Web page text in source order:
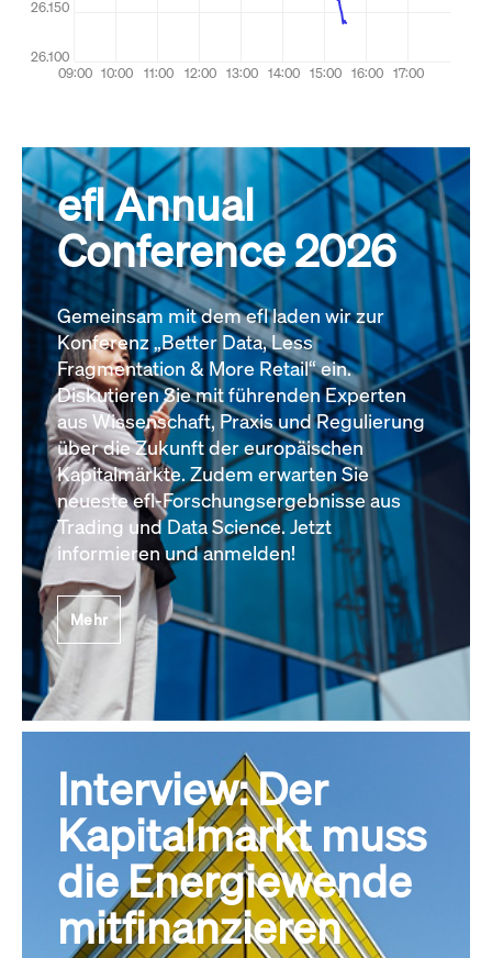
efl Annual
Conference 2026
Gemeinsam mit dem efl laden wir zur
Konferenz „Better Data, Less
Fragmentation & More Retail“ ein.
Diskutieren Sie mit führenden Experten
aus Wissenschaft, Praxis und Regulierung
über die Zukunft der europäischen
Kapitalmärkte. Zudem erwarten Sie
neueste efl-Forschungsergebnisse aus
Trading und Data Science. Jetzt
informieren und anmelden!
Mehr
Interview: Der
Kapitalmarkt muss
die Energiewende
mitfinanzieren